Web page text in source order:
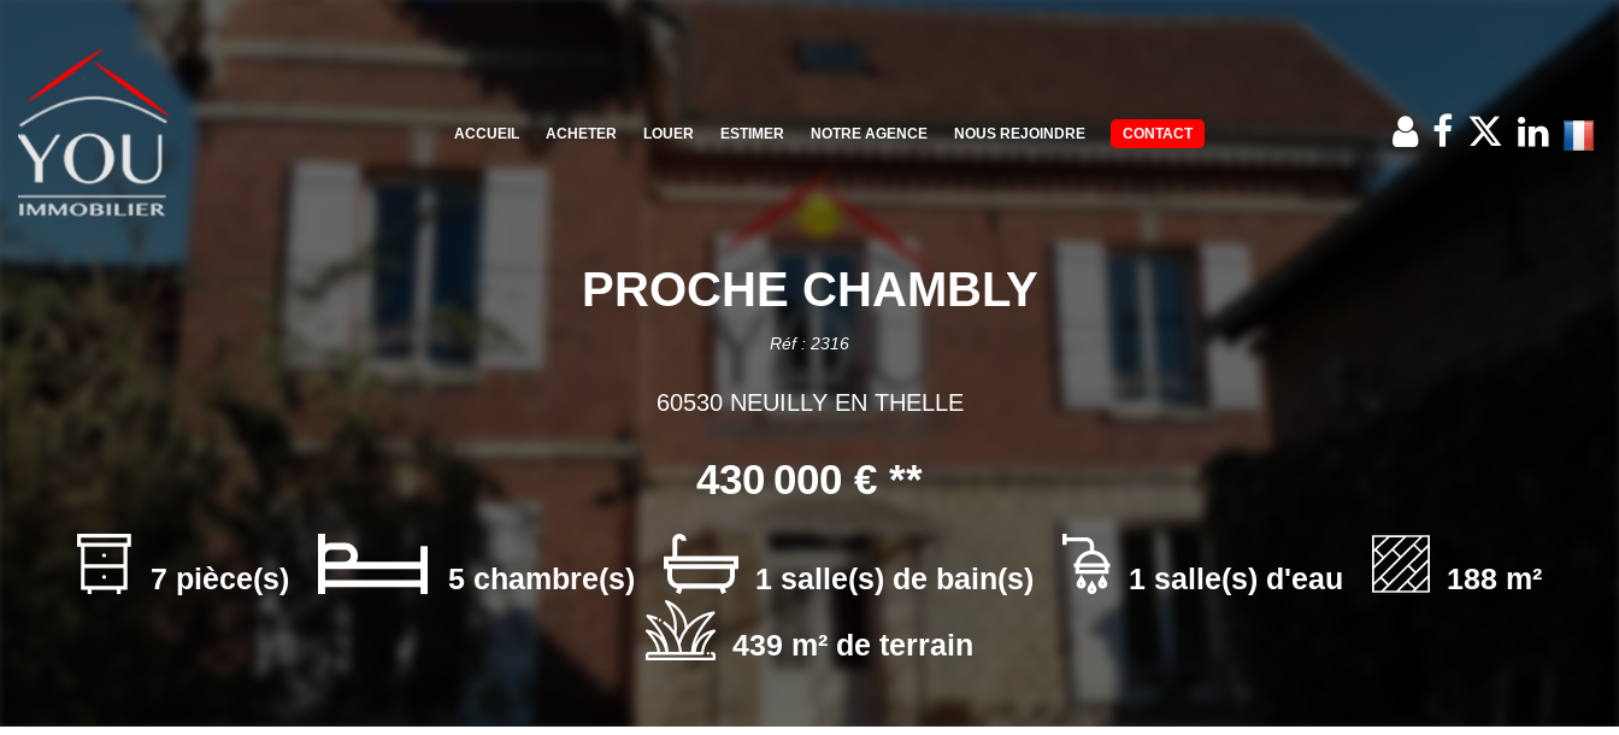
ACCUEIL ACHETER LOUER ESTIMER NOTRE AGENCE NOUS REJOINDRE CONTACT
PROCHE CHAMBLY
Réf : 2316
60530 NEUILLY EN THELLE
430 000 € **
7 pièce(s) 5 chambre(s) 1 salle(s) de bain(s) 1 salle(s) d'eau
188 m²
439 m² de terrain